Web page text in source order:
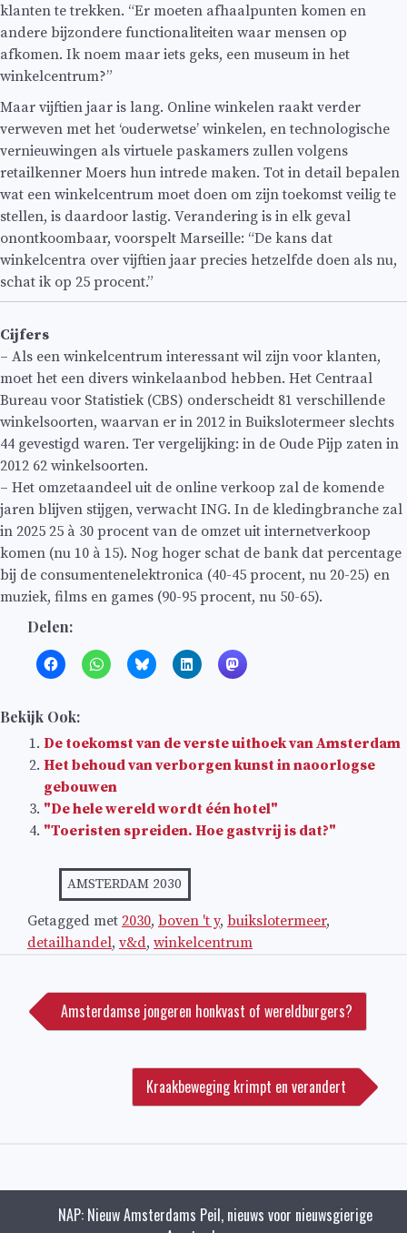
klanten te trekken. “Er moeten afhaalpunten komen en
andere bijzondere functionaliteiten waar mensen op
afkomen. Ik noem maar iets geks, een museum in het
winkelcentrum?”
Maar vijftien jaar is lang. Online winkelen raakt verder
verweven met het ‘ouderwetse’ winkelen, en technologische
vernieuwingen als virtuele paskamers zullen volgens
retailkenner Moers hun intrede maken. Tot in detail bepalen
wat een winkelcentrum moet doen om zijn toekomst veilig te
stellen, is daardoor lastig. Verandering is in elk geval
onontkoombaar, voorspelt Marseille: “De kans dat
winkelcentra over vijftien jaar precies hetzelfde doen als nu,
schat ik op 25 procent.”
Cijfers
– Als een winkelcentrum interessant wil zijn voor klanten,
moet het een divers winkelaanbod hebben. Het Centraal
Bureau voor Statistiek (CBS) onderscheidt 81 verschillende
winkelsoorten, waarvan er in 2012 in Buikslotermeer slechts
44 gevestigd waren. Ter vergelijking: in de Oude Pijp zaten in
2012 62 winkelsoorten.
– Het omzetaandeel uit de online verkoop zal de komende
jaren blijven stijgen, verwacht ING. In de kledingbranche zal
in 2025 25 à 30 procent van de omzet uit internetverkoop
komen (nu 10 à 15). Nog hoger schat de bank dat percentage
bij de consumentenelektronica (40-45 procent, nu 20-25) en
muziek, films en games (90-95 procent, nu 50-65).
Delen:
Bekijk Ook:
De toekomst van de verste uithoek van Amsterdam
Het behoud van verborgen kunst in naoorlogse
gebouwen
"De hele wereld wordt één hotel"
"Toeristen spreiden. Hoe gastvrij is dat?"
AMSTERDAM 2030
Getagged met 2030, boven 't y, buikslotermeer,
detailhandel, v&d, winkelcentrum
navigatie
Amsterdamse jongeren honkvast of wereldburgers?
Kraakbeweging krimpt en verandert
NAP: Nieuw Amsterdams Peil, nieuws voor nieuwsgierige